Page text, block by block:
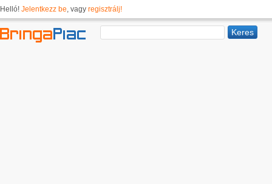
Helló! Jelentkezz be, vagy regisztrálj!